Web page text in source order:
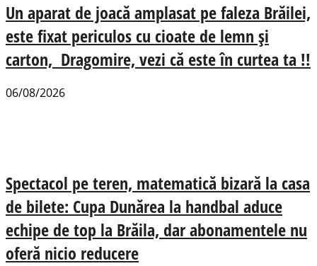
Un aparat de joacă amplasat pe faleza Brăilei,
este fixat periculos cu cioate de lemn și
carton, Dragomire, vezi că este în curtea ta !!
06/08/2026
Spectacol pe teren, matematică bizară la casa
de bilete: Cupa Dunărea la handbal aduce
echipe de top la Brăila, dar abonamentele nu
oferă nicio reducere